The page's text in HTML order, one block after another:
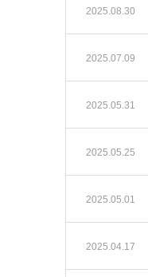
2025.08.30
2025.07.09
2025.05.31
2025.05.25
2025.05.01
2025.04.17